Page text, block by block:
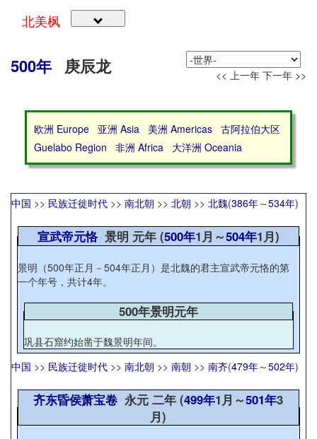
北美枫
500年 庚辰龙 << 上一年 下一年 >>
欧洲 Europe 亚洲 Asia 美洲 Americas
古阿拉伯大区
Guelabo Region
非洲 Africa 大洋洲 Oceania
中国 >> 民族迁徙时代 >> 南北朝 >> 北朝 >> 北魏(386年～534年)
宣武帝元恪景明 元年 (500年1月～504年1月)
景明（500年正月－504年正月）是北魏的君主宣武帝元恪的第
一个年号，共计4年。
500年景明元年
巩县石窟约始凿于魏景明年间。
中国 >> 民族迁徙时代 >> 南北朝 >> 南朝 >> 南齐(479年～502年)
齐东昏侯萧宝卷 永元 二年 (499年1月～501年3
月)